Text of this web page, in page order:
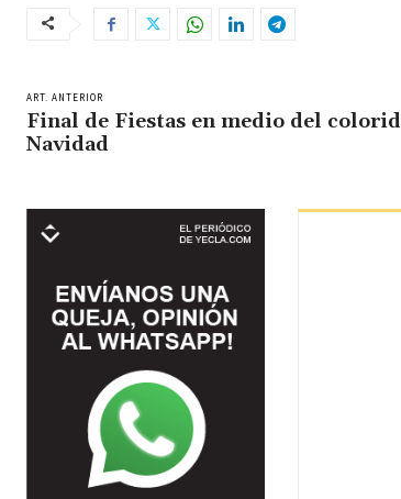
ART. ANTERIOR
Final de Fiestas en medio del
Navidad